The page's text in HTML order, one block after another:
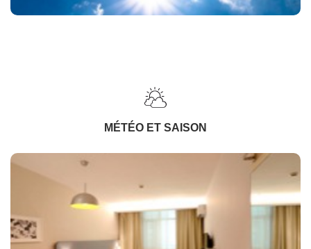
MÉTÉO ET SAISON